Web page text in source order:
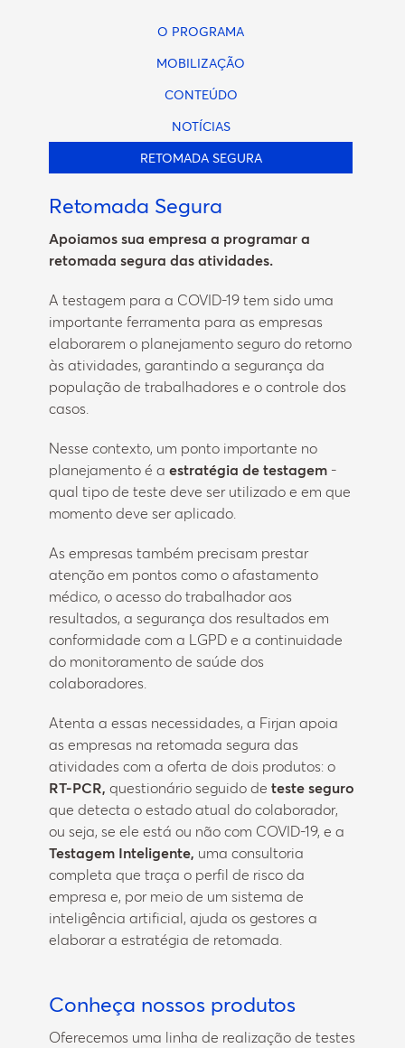
O PROGRAMA
MOBILIZAÇÃO
CONTEÚDO
NOTÍCIAS
RETOMADA SEGURA
Retomada Segura
Apoiamos sua empresa a programar a
retomada segura das atividades.
A testagem para a COVID-19 tem sido uma
importante ferramenta para as empresas
elaborarem o planejamento seguro do retorno
às atividades, garantindo a segurança da
população de trabalhadores e o controle dos
casos.
Nesse contexto, um ponto importante no
planejamento é a estratégia de testagem -
qual tipo de teste deve ser utilizado e em que
momento deve ser aplicado.
As empresas também precisam prestar
atenção em pontos como o afastamento
médico, o acesso do trabalhador aos
resultados, a segurança dos resultados em
conformidade com a LGPD e a continuidade
do monitoramento de saúde dos
colaboradores.
Atenta a essas necessidades, a Firjan apoia
as empresas na retomada segura das
atividades com a oferta de dois produtos: o
RT-PCR, questionário seguido de teste seguro
que detecta o estado atual do colaborador,
ou seja, se ele está ou não com COVID-19, e a
Testagem Inteligente, uma consultoria
completa que traça o perfil de risco da
empresa e, por meio de um sistema de
inteligência artificial, ajuda os gestores a
elaborar a estratégia de retomada.
Conheça nossos produtos
Oferecemos uma linha de realização de testes